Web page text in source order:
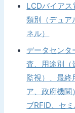
LCDバイア
類別（デュア
ネル）
データセンタ
査、用途別（
監視）、最終
ア、政府機関
ブRFID、セ